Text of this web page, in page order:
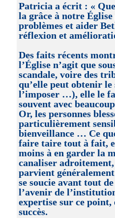
Patricia a écrit : «
la grâce à notre
problèmes et aider
réflexion et
Des faits récents
l’Église n’agit que
scandale, voire des
qu’elle peut obtenir
l’imposer …), elle le
souvent avec
Or, les personnes
particulièrement
bienveillance … Ce
faire taire tout à fait,
moins à en garder la
canaliser
parvient
se soucie avant tout
l’avenir de
expertise sur ce
succès.